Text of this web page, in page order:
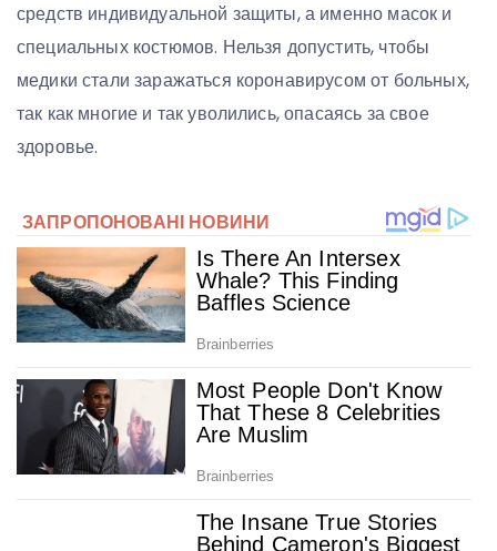
средств индивидуальной защиты, а именно масок и
специальных костюмов. Нельзя допустить, чтобы
медики стали заражаться коронавирусом от больных,
так как многие и так уволились, опасаясь за свое
здоровье.